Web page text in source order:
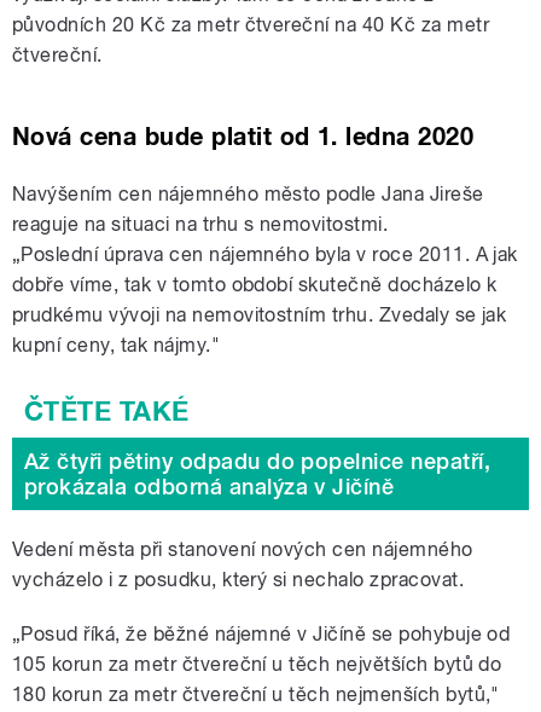
původních 20 Kč za metr čtvereční na 40 Kč za metr
čtvereční.
Nová cena bude platit od 1. ledna 2020
Navýšením cen nájemného město podle Jana Jireše
reaguje na situaci na trhu s nemovitostmi.
„Poslední úprava cen nájemného byla v roce 2011. A jak
dobře víme, tak v tomto období skutečně docházelo k
prudkému vývoji na nemovitostním trhu. Zvedaly se jak
kupní ceny, tak nájmy."
Až čtyři pětiny odpadu do popelnice nepatří,
prokázala odborná analýza v Jičíně
Vedení města při stanovení nových cen nájemného
vycházelo i z posudku, který si nechalo zpracovat.
„Posud říká, že běžné nájemné v Jičíně se pohybuje od
105 korun za metr čtvereční u těch největších bytů do
180 korun za metr čtvereční u těch nejmenších bytů,"